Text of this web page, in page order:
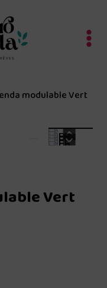
modulable Vert
Vert